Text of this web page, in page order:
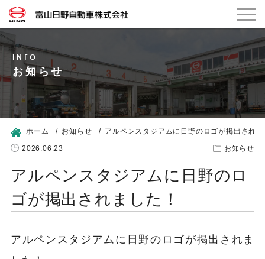
お知らせ
ホーム お知らせ アルペンスタジアムに日野のロゴが掲出され
2026.06.23 お知らせ
アルペンスタジアムに日野のロ
ゴが掲出されました！
アルペンスタジアムに日野のロゴが掲出されま